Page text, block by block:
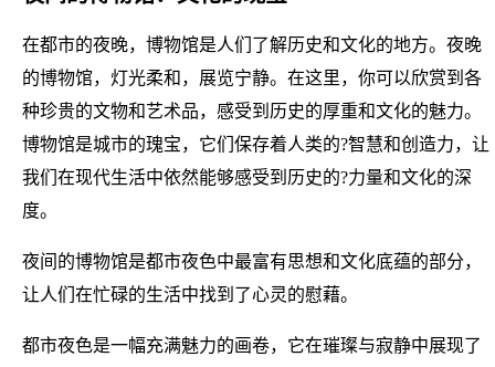
在都市的夜晚，博物馆是人们了解历史和文化的地方。夜晚
的博物馆，灯光柔和，展览宁静。在这里，你可以欣赏到各
种珍贵的文物和艺术品，感受到历史的厚重和文化的魅力。
博物馆是城市的瑰宝，它们保存着人类的?智慧和创造力，让
我们在现代生活中依然能够感受到历史的?力量和文化的深
度。
夜间的博物馆是都市夜色中最富有思想和文化底蕴的部分，
让人们在忙碌的生活中找到了心灵的慰藉。
都市夜色是一幅充满魅力的画卷，它在璀璨与寂静中展现了